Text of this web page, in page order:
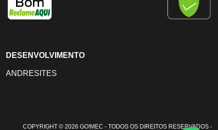
DESENVOLVIMENTO
ANDRESITES
COPYRIGHT © 2026 GO!MEC - TODOS OS DIREITOS RESERVADOS -